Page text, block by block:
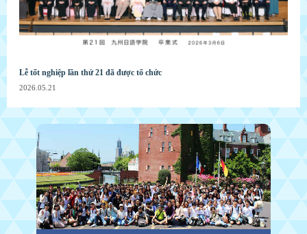
Lễ tốt nghiệp lần thứ 21 đã được tổ chức
2026.05.21